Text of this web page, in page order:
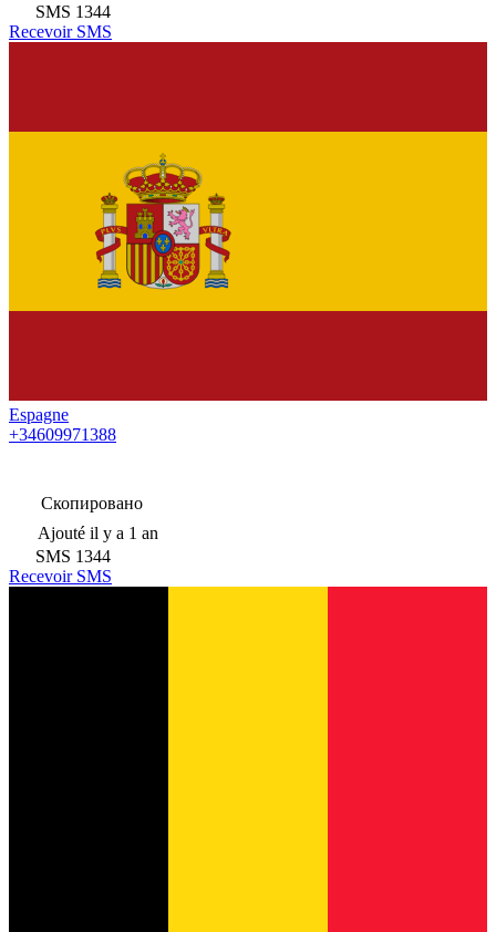
SMS 1344
Recevoir SMS
Espagne
+34609971388
Скопировано
Ajouté il y a 1 an
SMS 1344
Recevoir SMS